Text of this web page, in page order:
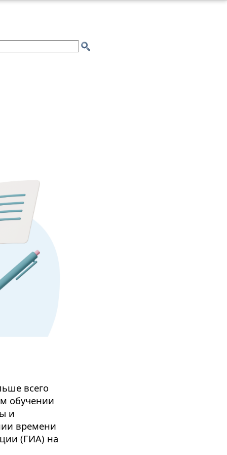
всего
обучении
и
времени
(ГИА) на